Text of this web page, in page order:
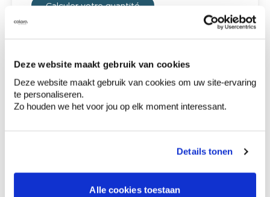
Deze website maakt gebruik van cookies
Deze website maakt gebruik van cookies om uw site-ervaring
te personaliseren.
Zo houden we het voor jou op elk moment interessant.
Details tonen
Alle cookies toestaan
Calculer votre quantité
Prix
bon pour 1 couche de 6 m²
2 l
bon pour 1 couche de 23 m²
Ajouter au panier